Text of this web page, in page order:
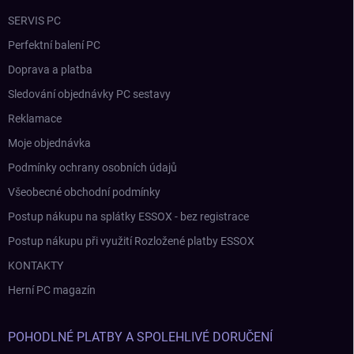
SERVIS PC
Perfektní balení PC
Doprava a platba
Sledování objednávky PC sestavy
Reklamace
Moje objednávka
Podmínky ochrany osobních údajů
Všeobecné obchodní podmínky
Postup nákupu na splátky ESSOX - bez registrace
Postup nákupu při využití Rozložené platby ESSOX
KONTAKTY
Herní PC magazín
POHODLNÉ PLATBY A SPOLEHLIVÉ DORUČENÍ